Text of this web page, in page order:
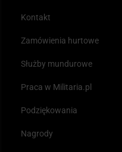
Kontakt
Zamówienia hurtowe
Służby mundurowe
Praca w Militaria.pl
Podziękowania
Nagrody